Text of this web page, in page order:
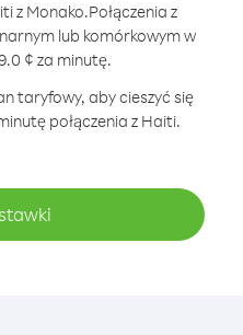
z Monako.Połączenia z
lub komórkowym w
¢ za minutę.
taryfowy, aby cieszyć się
połączenia z Haiti.